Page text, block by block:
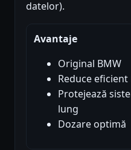
datelor).
Avantaje
Original BMW
Reduce eficient
Protejează
lung
Dozare optimă